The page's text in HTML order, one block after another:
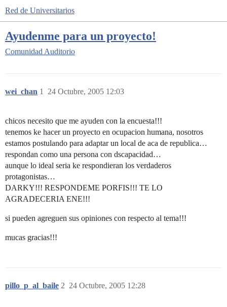
Red de Universitarios
Ayudenme para un proyecto!
Comunidad Auditorio
wei_chan 24 Octubre, 2005 12:03
1
chicos necesito que me ayuden con la encuesta!!!
tenemos ke hacer un proyecto en ocupacion humana, nosotros
estamos postulando para adaptar un local de aca de republica…
respondan como una persona con dscapacidad…
aunque lo ideal seria ke respondieran los verdaderos
protagonistas…
DARKY!!! RESPONDEME PORFIS!!! TE LO
AGRADECERIA ENE!!!
si pueden agreguen sus opiniones con respecto al tema!!!
mucas gracias!!!
pillo_p_al_baile 24 Octubre, 2005 12:28
2